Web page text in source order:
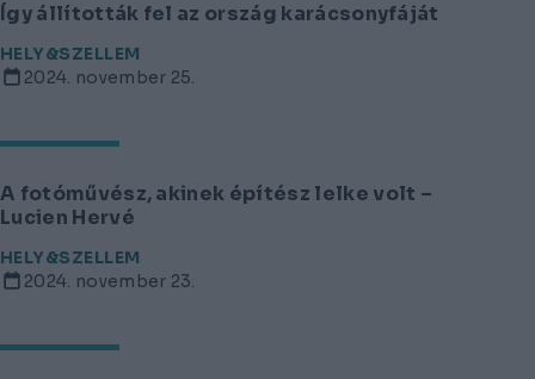
Így állították fel az ország karácsonyfáját
HELY&SZELLEM
2024. november 25.
A fotóművész, akinek építész lelke volt –
Lucien Hervé
HELY&SZELLEM
2024. november 23.